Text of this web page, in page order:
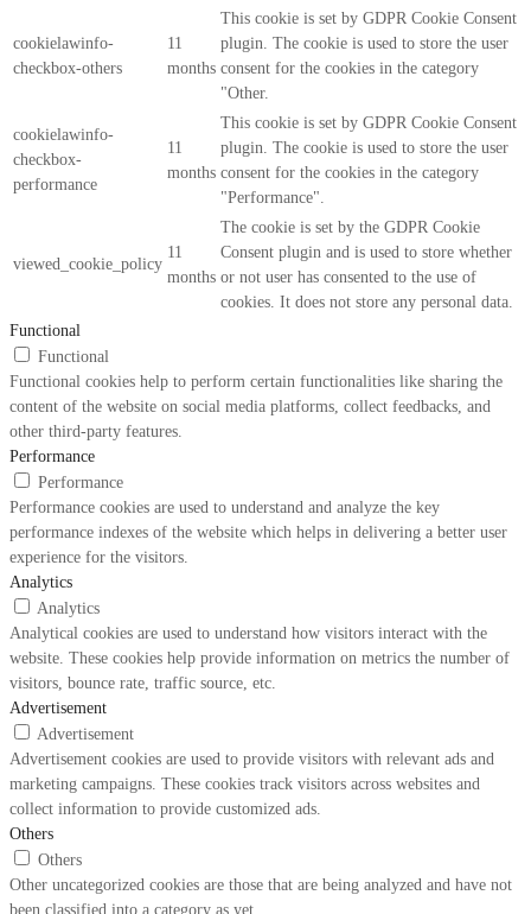
cookielawinfo-
checkbox-others
11
months
This cookie is set by GDPR Cookie Consent
plugin. The cookie is used to store the user
consent for the cookies in the category
"Other.
cookielawinfo-
checkbox-
performance
11
months
This cookie is set by GDPR Cookie Consent
plugin. The cookie is used to store the user
consent for the cookies in the category
"Performance".
viewed_cookie_policy
11
months
The cookie is set by the GDPR Cookie
Consent plugin and is used to store whether
or not user has consented to the use of
cookies. It does not store any personal data.
Functional
Functional
Functional cookies help to perform certain functionalities like sharing the
content of the website on social media platforms, collect feedbacks, and
other third-party features.
Performance
Performance
Performance cookies are used to understand and analyze the key
performance indexes of the website which helps in delivering a better user
experience for the visitors.
Analytics
Analytics
Analytical cookies are used to understand how visitors interact with the
website. These cookies help provide information on metrics the number of
visitors, bounce rate, traffic source, etc.
Advertisement
Advertisement
Advertisement cookies are used to provide visitors with relevant ads and
marketing campaigns. These cookies track visitors across websites and
collect information to provide customized ads.
Others
Others
Other uncategorized cookies are those that are being analyzed and have not
been classified into a category as yet.